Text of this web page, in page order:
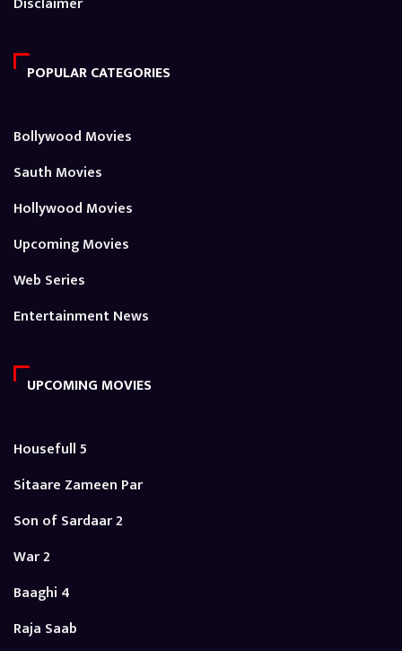
POPULAR CATEGORIES
Bollywood Movies
Sauth Movies
Hollywood Movies
Upcoming Movies
Web Series
Entertainment News
UPCOMING MOVIES
Housefull 5
Sitaare Zameen Par
Son of Sardaar 2
War 2
Baaghi 4
Raja Saab